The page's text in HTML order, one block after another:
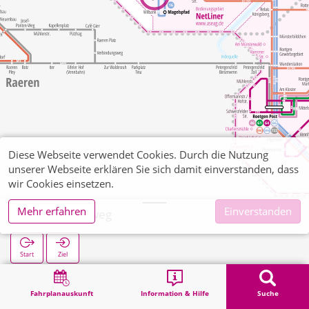
Fahrplanauskunft Information & Hilfe Suche
Sief Pfeiferweg
Start Ziel
Sief Pfeiferweg
Diese Webseite verwendet Cookies. Durch die Nutzung
unserer Webseite erklären Sie sich damit einverstanden, dass
wir Cookies einsetzen.
Mehr erfahren
Einverstanden